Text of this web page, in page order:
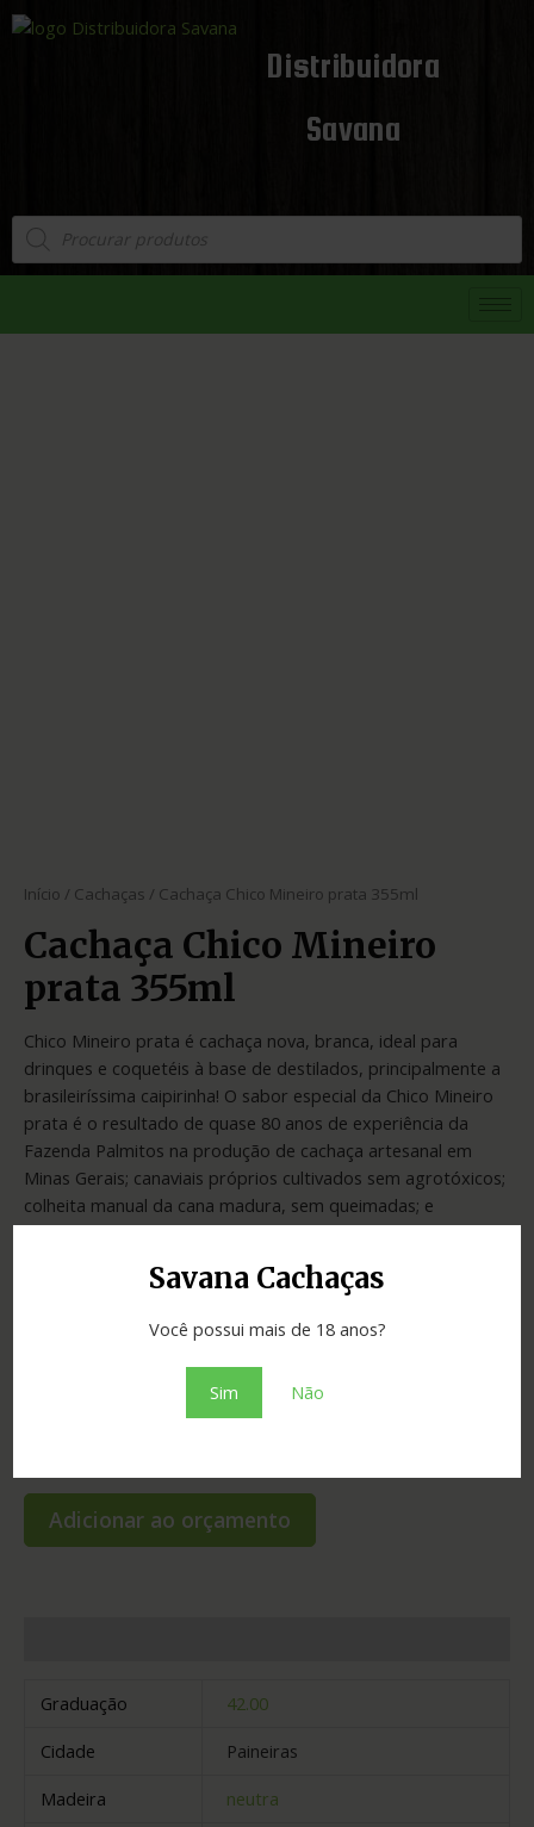
Savana Cachaças
Você possui mais de 18 anos?
Sim Não
Distribuidora
Savana
Início / Cachaças / Cachaça Chico Mineiro prata 355ml
Cachaça Chico Mineiro
prata 355ml
Chico Mineiro prata é cachaça nova, branca, ideal para
drinques e coquetéis à base de destilados, principalmente a
brasileiríssima caipirinha! O sabor especial da Chico Mineiro
prata é o resultado de quase 80 anos de experiência da
Fazenda Palmitos na produção de cachaça artesanal em
Minas Gerais; canaviais próprios cultivados sem agrotóxicos;
colheita manual da cana madura, sem queimadas; e
fermentação natural. Toda a produção é originária de
alambiques próprios, sem uso de aditivos.A Chico Mineiro
prata é duplamente filtrada e engarrafada dentro da
Adicionar ao orçamento
Graduação
42.00
Cidade
Paineiras
Madeira
neutra